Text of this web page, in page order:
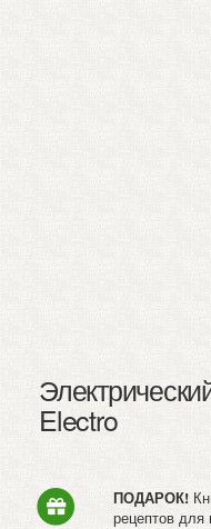
Electro
ПОДАРОК!
рецептов для